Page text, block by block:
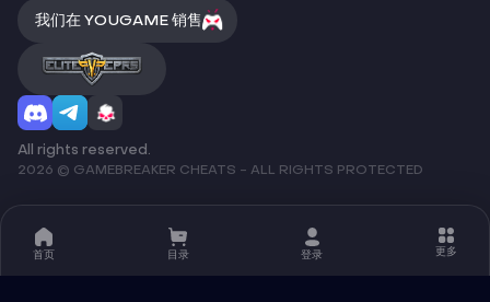
首页 目录 登录 更多
我们在 YOUGAME 销售
All rights reserved.
2026 © GAMEBREAKER CHEATS - ALL RIGHTS PROTECTED